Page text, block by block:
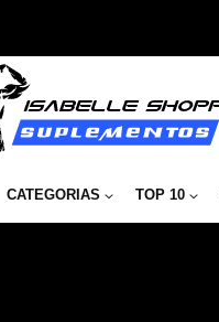
CATEGORIAS TOP 10